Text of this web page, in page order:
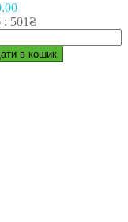
: 501₴
в кошик